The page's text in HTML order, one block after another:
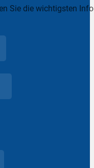
Sie die wichtigsten